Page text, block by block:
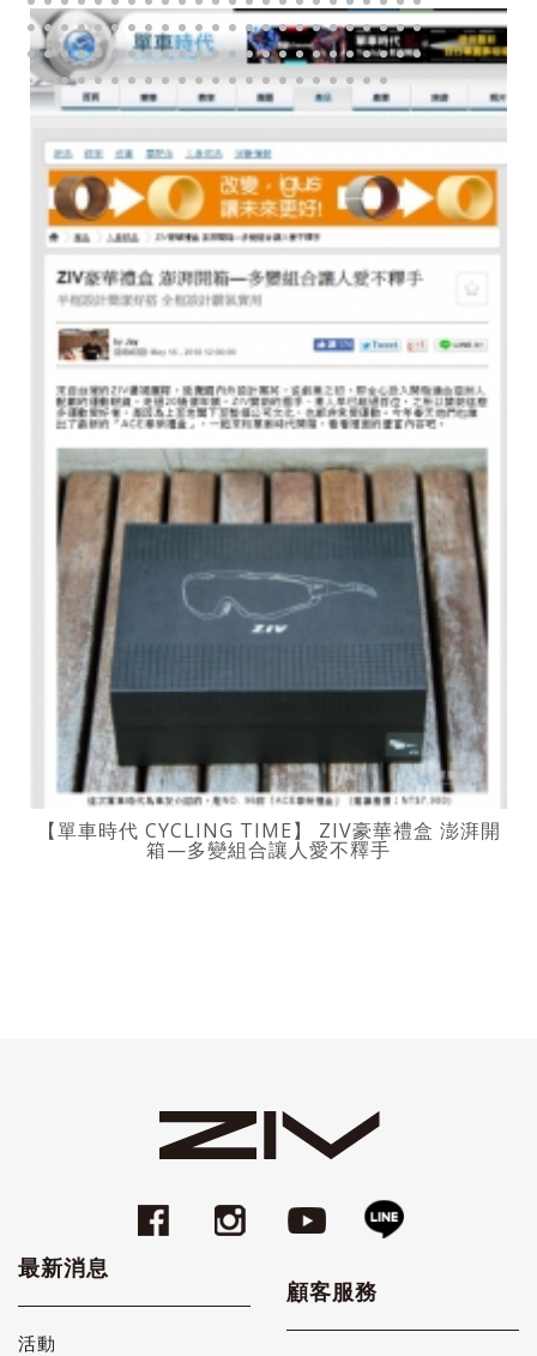
【單車時代 CYCLING TIME】 ZIV豪華禮盒 澎湃開
箱—多變組合讓人愛不釋手
最新消息
活動
顧客服務